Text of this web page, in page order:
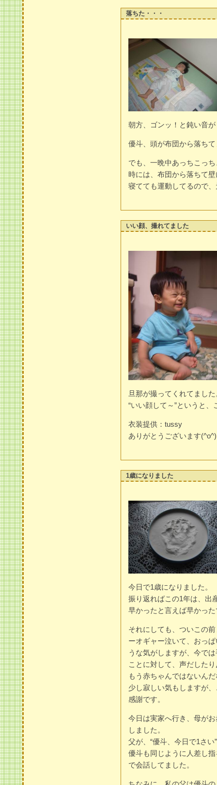
落ちた・・・
朝方、ゴンッ！と鈍い音
優斗、頭が布団から落ち
でも、一晩中あっちこっ
時には、布団から落ちて
寝てても運動してるので
いい顔、撮れてました
旦那が撮ってくれてました
“いい顔して～”というと、
衣装提供：tussy
ありがとうございます(^o^)
1歳になりました
今日で1歳になりました。
振り返ればこの1年は、出
早かったと言えば早かっ
それにしても、ついこの
ーオギャー泣いて、おっ
うな気がしますが、今で
ことに対して、声だした
もう赤ちゃんではないん
少し寂しい気もしますが
感謝です。
今日は実家へ行き、母が
しました。
父が、“優斗、今日で1さ
優斗も同じように人差し
で会話してました。